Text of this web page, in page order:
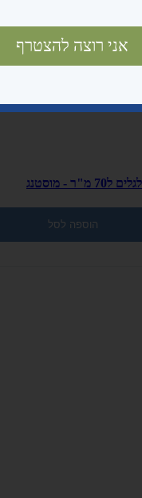
- מוסטנג
הוספה לסל